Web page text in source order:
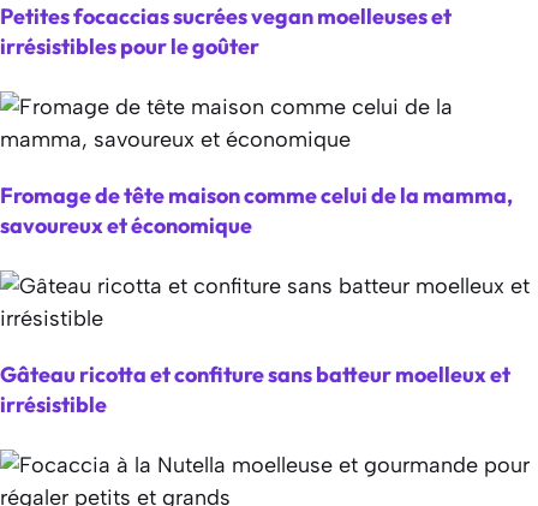
Petites focaccias sucrées vegan moelleuses et
irrésistibles pour le goûter
Fromage de tête maison comme celui de la mamma,
savoureux et économique
Gâteau ricotta et confiture sans batteur moelleux et
irrésistible